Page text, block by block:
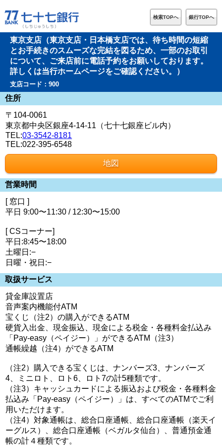
検索TOPへ 銀行TOPへ
東京支店（東京支店・日本橋支店では、待ち時間の短縮
とお手続きのスムーズな完結を図るため、一部のお取引
について、ご来店前に電話予約をお願いしております。
詳しくは当行ホームページをご確認ください。）
支店コード：900
住所
〒104-0061
東京都中央区銀座4-14-11（七十七銀座ビル内）
TEL:03-3542-8181
TEL:022-395-6548
地図
営業時間
[ 窓口 ]
平日 9:00〜11:30 / 12:30〜15:00
[ CSコーナー]
平日:8:45〜18:00
土曜日:−
日曜・祝日:−
取扱サービス
貸金庫設置店
音声案内機能付ATM
宝くじ（注2）の購入ができるATM
硬貨入出金、現金振込、現金による税金・各種料金払込み
「Pay-easy（ペイジー）」ができるATM（注3）
通帳繰越（注4）ができるATM
（注2）購入できる宝くじは、ナンバーズ3、ナンバーズ
4、ミニロト、ロト6、ロト7の計5種類です。
（注3）キャッシュカードによる振込および税金・各種料金
払込み「Pay-easy（ペイジー）」は、すべてのATMでご利
用いただけます。
（注4）対象通帳は、総合口座通帳、総合口座通帳（楽天イ
ーグルス）、総合口座通帳（ベガルタ仙台）、普通預金通
帳の計４種類です。